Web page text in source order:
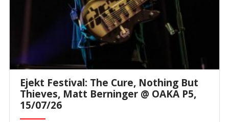
Ejekt Festival: The Cure, Nothing But
Thieves, Matt Berninger @ ΟΑΚΑ P5,
15/07/26